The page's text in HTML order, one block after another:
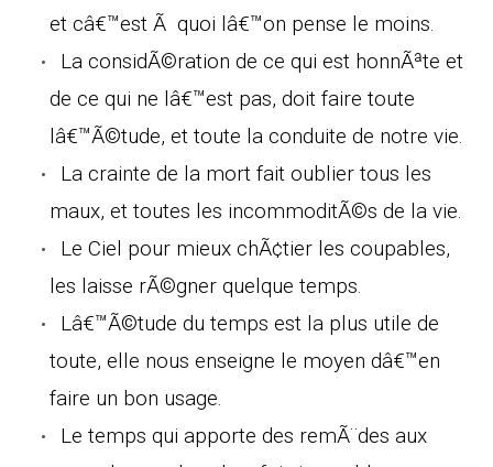
et câ€™est Ã quoi lâ€™on pense le moins.
La considÃ©ration de ce qui est honnÃªte et
de ce qui ne lâ€™est pas, doit faire toute
lâ€™Ã©tude, et toute la conduite de notre vie.
La crainte de la mort fait oublier tous les
maux, et toutes les incommoditÃ©s de la vie.
Le Ciel pour mieux chÃ¢tier les coupables,
les laisse rÃ©gner quelque temps.
Lâ€™Ã©tude du temps est la plus utile de
toute, elle nous enseigne le moyen dâ€™en
faire un bon usage.
Le temps qui apporte des remÃ¨des aux